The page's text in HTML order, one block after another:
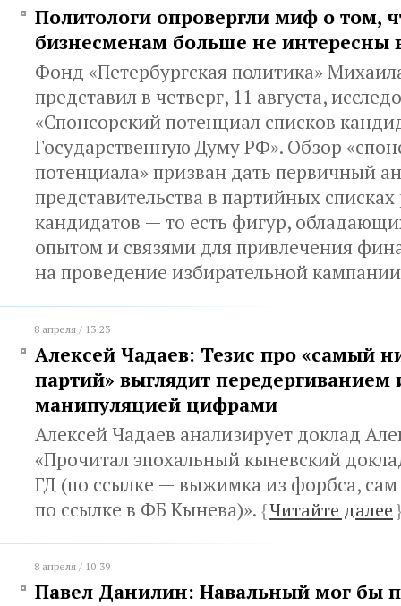
Политологи опровергли миф о том,
бизнесменам больше не интересны
Фонд «Петербургская политика»
представил в четверг, 11 августа,
«Спонсорский потенциал списков
Государственную Думу РФ». Обзор
потенциала» призван дать первичный
представительства в партийных
кандидатов — то есть фигур,
опытом и связями для привлечения
на проведение избирательной
8 апреля / 13:23
Алексей Чадаев: Тезис про «самый
партий» выглядит передергиванием
манипуляцией цифрами
Алексей Чадаев анализирует доклад
«Прочитал эпохальный кыневский
ГД (по ссылке — выжимка из форбса, сам
по ссылке в ФБ Кынева)». {Читайте далее}
8 апреля / 10:39
Павел Данилин: Навальный мог бы